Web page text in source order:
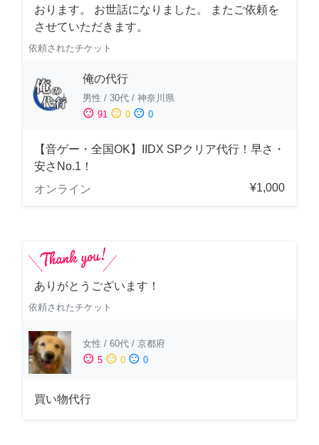
おります。 お世話になりました。 またご依頼を
させていただきます。
依頼されたチケット
俺の代行
男性 / 30代 / 神奈川県
sentiment_satisfied 91 sentiment_neutral 0 sentiment_dissatisfied 0
【音ゲー・全国OK】IIDX SPクリア代行！早さ・
安さNo.1！
オンライン
¥1,000
ありがとうございます！
依頼されたチケット
女性 / 60代 / 京都府
sentiment_satisfied 5 sentiment_neutral 0 sentiment_dissatisfied 0
買い物代行